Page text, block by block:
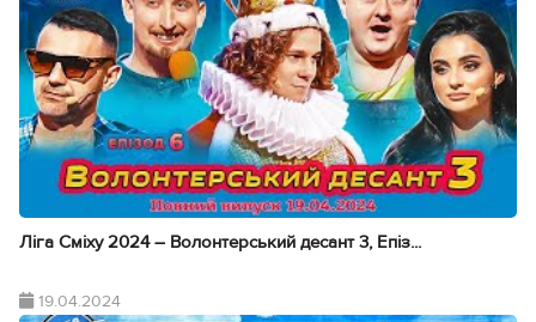
Ліга Сміху 2024 – Волонтерський десант 3, Епіз...
19.04.2024